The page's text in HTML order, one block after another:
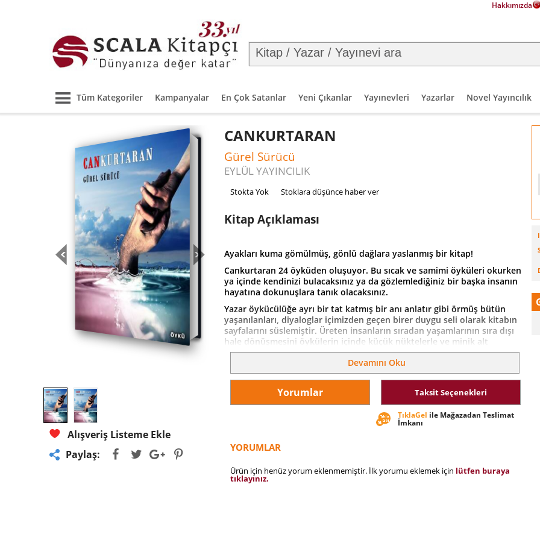
Hakkımızda
Tüm Kategoriler Kampanyalar En Çok Satanlar Yeni Çıkanlar Yayınevleri Yazarlar Novel Yayıncılık
Alışveriş Listeme Ekle
Paylaş:
CANKURTARAN
Gürel Sürücü
EYLÜL YAYINCILIK
Stokta Yok Stoklara düşünce haber ver
Kitap Açıklaması
Ayakları kuma gömülmüş, gönlü dağlara yaslanmış bir kitap!
Cankurtaran 24 öyküden oluşuyor. Bu sıcak ve samimi öyküleri okurken
ya içinde kendinizi bulacaksınız ya da gözlemlediğiniz bir başka insanın
hayatına dokunuşlara tanık olacaksınız.
Yazar öykücülüğe ayrı bir tat katmış bir anı anlatır gibi örmüş bütün
yaşanılanları, diyaloglar içimizden geçen birer duygu seli olarak kitabın
sayfalarını süslemiştir. Üreten insanların sıradan yaşamlarının sıra dışı
hale dönüşmesini öykülerin içinde küçük nüktelerle ve minik alt
öykülerle besleyerek emekten yani bir dille, toplumsal gerçekçi yanıyla
beslendiği ve çalıştığı sosyal sınıfın içinde gidip gelmiştir.
Öyküleri konuşma diliyle yazmıştır. Her öykü hayatın güncelliği içinden
adeta fışkırarak taze ve canlılığını korumuştur. Kullandığı konuşma
dilinin sıcaklığını öyle bir kullanmış ki sanki yanı başında yaşıyor hissi
Arayış, mücadele ve kurtuluşun yine insanların kendi ellerinde olduğu
Devamını Oku
Yorumlar Taksit Seçenekleri
TıklaGel ile Mağazadan Teslimat
İmkanı
YORUMLAR
Ürün için henüz yorum eklenmemiştir. İlk yorumu eklemek için lütfen buraya
tıklayınız.